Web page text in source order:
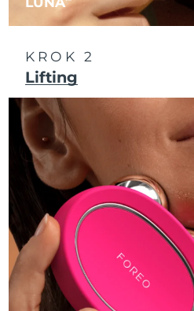
KROK 2
Lifting
Litwa
Luksemburg
SRA Makau (Chiny)
Malezja
Malta
Meksyk
Monako